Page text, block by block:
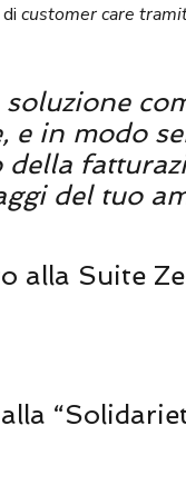
customer care
e in modo
della
del tuo
alla Suite